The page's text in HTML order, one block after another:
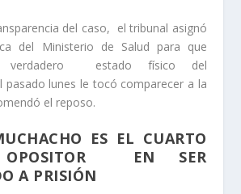
del caso, el tribunal asignó
del Ministerio de Salud para que
verdadero estado físico del
pasado lunes le tocó comparecer a la
el reposo.
ES EL CUARTO
OPOSITOR EN SER
A PRISIÓN